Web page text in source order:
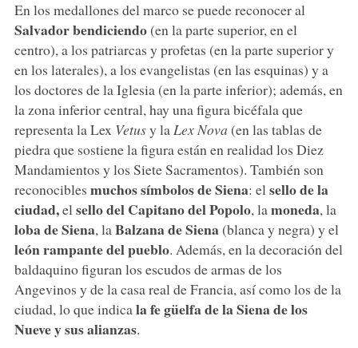
En los medallones del marco se puede reconocer al
Salvador bendiciendo(en la parte superior, en el
centro), a los patriarcas y profetas (en la parte superior y
en los laterales), a los evangelistas (en las esquinas) y a
los doctores de la Iglesia (en la parte inferior); además, en
la zona inferior central, hay una figura bicéfala que
representa la Lex Vetusy la Lex Nova (en las tablas de
piedra que sostiene la figura están en realidad los Diez
Mandamientos y los Siete Sacramentos). También son
reconocibles muchos símbolos de Siena: el sello de la
ciudad,el sello del Capitano del Popolo, la moneda, la
loba de Siena, laBalzana de Siena(blanca y negra) y el
león rampante del pueblo. Además, en la decoración del
baldaquino figuran los escudos de armas de los
Angevinos y de la casa real de Francia, así como los de la
ciudad, lo que indica la fe güelfa de la Siena de los
Nueve y sus alianzas.